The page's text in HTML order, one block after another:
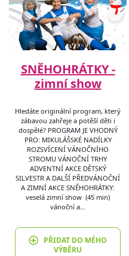
SNĚHOHRÁTKY -
zimní show
Hledáte originální program, který
zábavou zahřeje a potěší děti i
dospělé? PROGRAM JE VHODNÝ
PRO: MIKULÁŠSKÉ NADÍLKY
ROZSVÍCENÍ VÁNOČNÍHO
STROMU VÁNOČNÍ TRHY
ADVENTNÍ AKCE DĚTSKÝ
SILVESTR A DALŠÍ PŘEDVÁNOČNÍ
A ZIMNÍ AKCE SNĚHOHRÁTKY:
veselá zimní show (45 min)
vánoční a…
PŘIDAT DO MÉHO
VÝBĚRU